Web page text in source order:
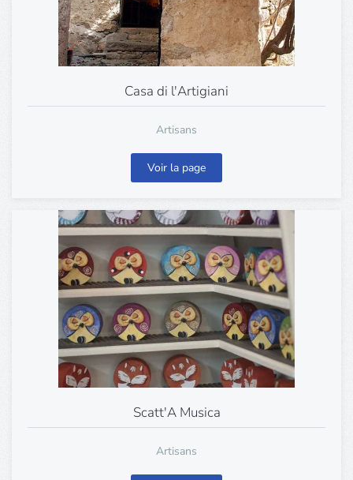
Casa di l'Artigiani
Artisans
Voir la page
Scatt'A Musica
Artisans